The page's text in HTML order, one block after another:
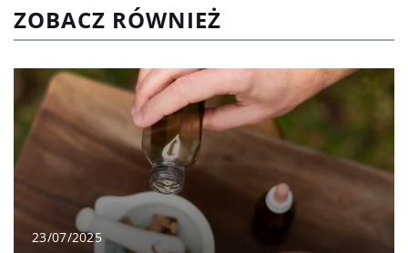
ZOBACZ RÓWNIEŻ
23/07/2025